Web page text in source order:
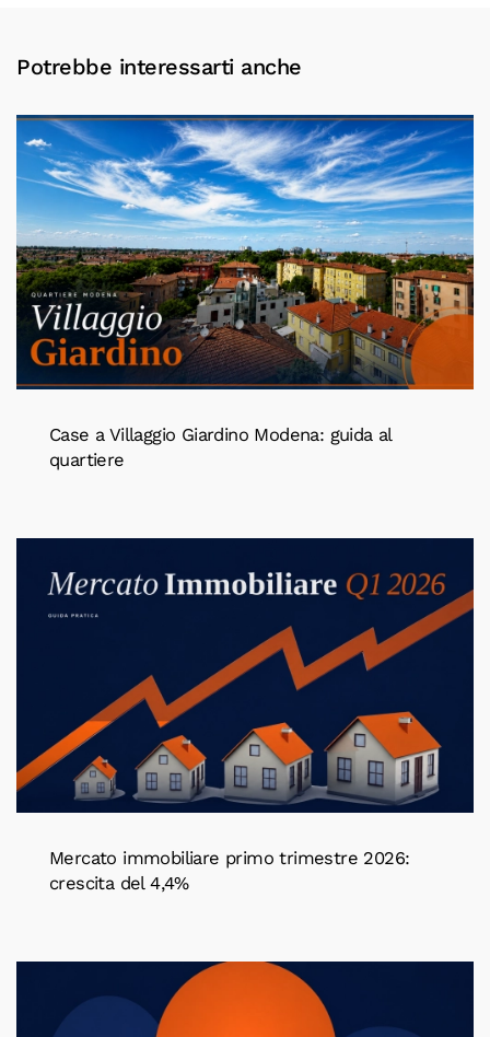
Potrebbe interessarti anche
Case a Villaggio Giardino Modena: guida al
quartiere
Mercato immobiliare primo trimestre 2026:
crescita del 4,4%